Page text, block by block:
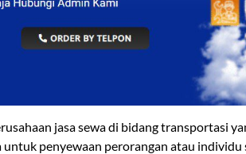
jasa sewa di bidang transportasi
penyewaan perorangan atau individu